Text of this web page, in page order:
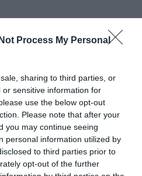
Process My Personal
sharing to third parties, or
sensitive information for
use the below opt-out
Please note that after your
you may continue seeing
personal information utilized by
to third parties prior to
opt-out of the further